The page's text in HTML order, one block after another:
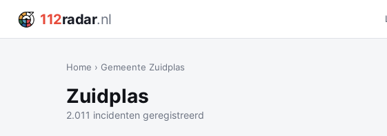
112radar.nl
Home › Gemeente Zuidplas
Zuidplas
2.011 incidenten geregistreerd